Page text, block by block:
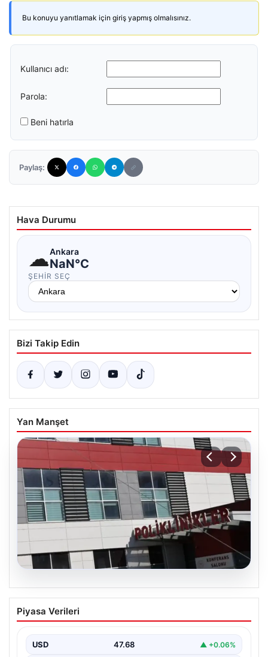
Bu konuyu yanıtlamak için giriş yapmış olmalısınız.
Kullanıcı adı:
Parola:
Beni hatırla
Paylaş:
Hava Durumu
☁Ankara
NaN°C
ŞEHIR SEÇ
Bizi Takip Edin
Yan Manşet
05.08.2026
Osmaniye’de fabrikada yangın: 2 işçi
hayatını kaybetti
Piyasa Verileri
USD 47.68 ▲ +0.06%